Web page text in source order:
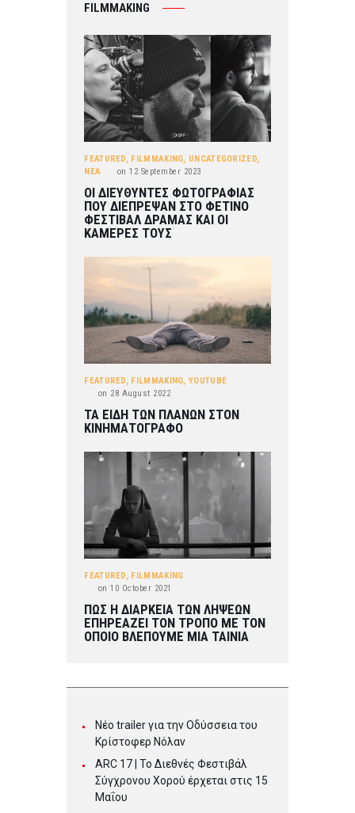
FILMMAKING
FEATURED, FILMMAKING, UNCATEGORIZED,
ΝΕΑ
on 12 September 2023
ΟΙ ΔΙΕΥΘΥΝΤΕΣ ΦΩΤΟΓΡΑΦΙΑΣ
ΠΟΥ ΔΙΕΠΡΕΨΑΝ ΣΤΟ ΦΕΤΙΝΟ
ΦΕΣΤΙΒΑΛ ΔΡΑΜΑΣ ΚΑΙ ΟΙ
ΚΑΜΕΡΕΣ ΤΟΥΣ
FEATURED, FILMMAKING,YOUTUBE
on 28 August 2022
ΤΑ ΕΙΔΗ ΤΩΝ ΠΛΑΝΩΝ ΣΤΟΝ
ΚΙΝΗΜΑΤΟΓΡΑΦΟ
FEATURED, FILMMAKING
on 10 October 2021
ΠΩΣ Η ΔΙΑΡΚΕΙΑ ΤΩΝ ΛΗΨΕΩΝ
ΕΠΗΡΕΑΖΕΙ ΤΟΝ ΤΡΟΠΟ ΜΕ ΤΟΝ
ΟΠΟΙΟ ΒΛΕΠΟΥΜΕ ΜΙΑ ΤΑΙΝΙΑ
Νέο trailer για την Οδύσσεια του
Κρίστοφερ Νόλαν
ARC 17 | To Διεθνές Φεστιβάλ
Σύγχρονου Χορού έρχεται στις 15
Μαΐου